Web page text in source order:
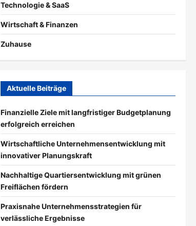
Technologie & SaaS
Wirtschaft & Finanzen
Zuhause
Aktuelle Beiträge
Finanzielle Ziele mit langfristiger Budgetplanung
erfolgreich erreichen
Wirtschaftliche Unternehmensentwicklung mit
innovativer Planungskraft
Nachhaltige Quartiersentwicklung mit grünen
Freiflächen fördern
Praxisnahe Unternehmensstrategien für
verlässliche Ergebnisse